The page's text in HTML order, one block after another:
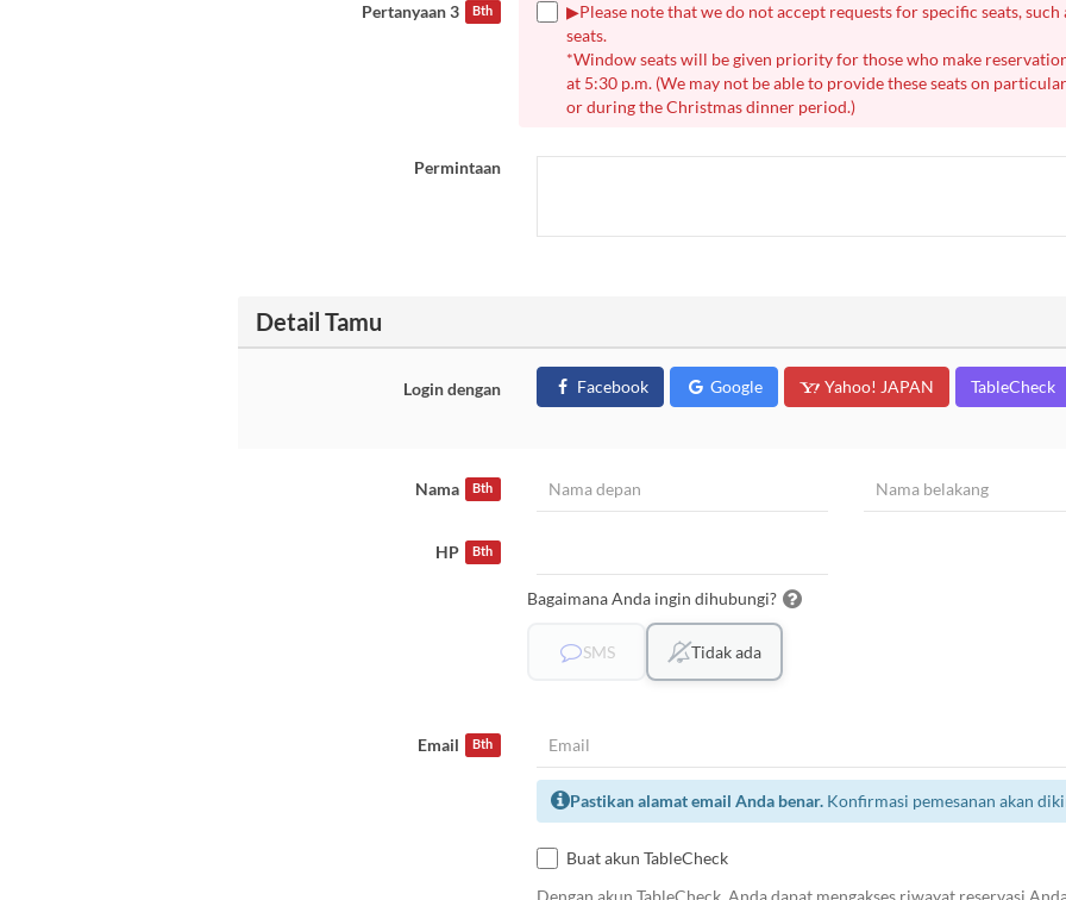
Pertanyaan 3 Bth
▶Please note that we do not accept requests for specific seats, such
seats.
*Window seats will be given priority for those who make
at 5:30 p.m. (We may not be able to provide these seats on
or during the Christmas dinner period.)
Permintaan
Detail Tamu
Login dengan Facebook Google Yahoo! JAPAN TableCheck
Nama Bth
HP Bth
Bagaimana Anda ingin dihubungi?
SMS Tidak ada
Email Bth
Pastikan alamat email Anda benar.Konfirmasi pemesanan akan
Buat akun TableCheck
Dengan akun TableCheck, Anda dapat mengakses riwayat reservasi